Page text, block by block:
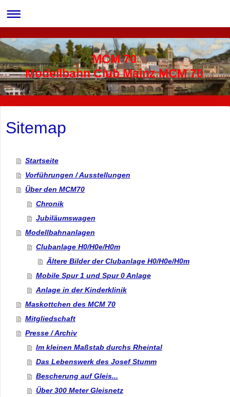
MCM 70
Modellbahn Club Mainz MCM 70
Sitemap
Startseite
Vorführungen / Ausstellungen
Über den MCM70
Chronik
Jubiläumswagen
Modellbahnanlagen
Clubanlage H0/H0e/H0m
Ältere Bilder der Clubanlage H0/H0e/H0m
Mobile Spur 1 und Spur 0 Anlage
Anlage in der Kinderklinik
Maskottchen des MCM 70
Mitgliedschaft
Presse / Archiv
Im kleinen Maßstab durchs Rheintal
Das Lebenswerk des Josef Stumm
Bescherung auf Gleis...
Über 300 Meter Gleisnetz